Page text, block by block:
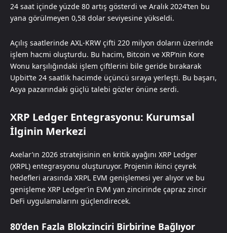
24 saat içinde yüzde 80 artış gösterdi ve Aralık 2024’ten bu
yana görülmeyen 0,58 dolar seviyesine yükseldi.
Açılış saatlerinde AXL-KRW çifti 220 milyon doların üzerinde
işlem hacmi oluşturdu. Bu hacim, Bitcoin ve XRP’nin Kore
Wonu karşılığındaki işlem çiftlerini bile geride bırakarak
Upbit’te 24 saatlik hacimde üçüncü sıraya yerleşti. Bu başarı,
Asya pazarındaki güçlü talebi gözler önüne serdi.
XRP Ledger Entegrasyonu: Kurumsal
İlginin Merkezi
Axelar’ın 2026 stratejisinin en kritik ayağını XRP Ledger
(XRPL) entegrasyonu oluşturuyor. Projenin ikinci çeyrek
hedefleri arasında XRPL EVM genişlemesi yer alıyor ve bu
genişleme XRP Ledger’in EVM yan zincirinde çapraz zincir
DeFi uygulamalarını güçlendirecek.
80’den Fazla Blokzinciri Birbirine Bağlıyor